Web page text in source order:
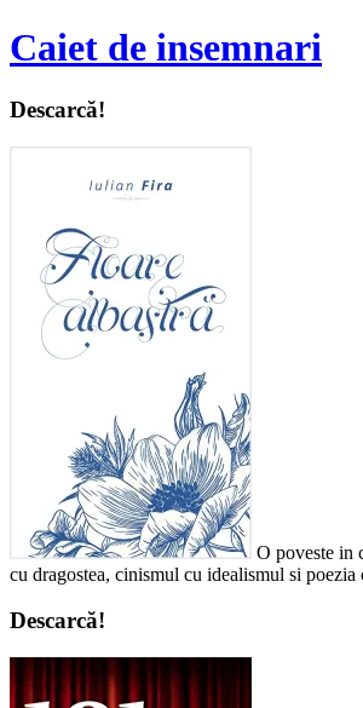
Caiet de insemnari
Descarcă!
O poveste in
cu dragostea, cinismul cu idealismul si poezia
Descarcă!